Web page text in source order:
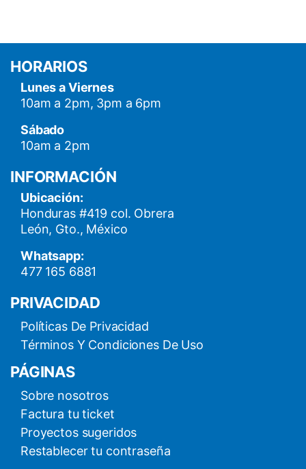
HORARIOS
Lunes a Viernes
10am a 2pm, 3pm a 6pm
Sábado
10am a 2pm
INFORMACIÓN
Ubicación:
Honduras #419 col. Obrera
León, Gto., México
Whatsapp:
477 165 6881
PRIVACIDAD
Políticas De Privacidad
Términos Y Condiciones De Uso
PÁGINAS
Sobre nosotros
Factura tu ticket
Proyectos sugeridos
Restablecer tu contraseña